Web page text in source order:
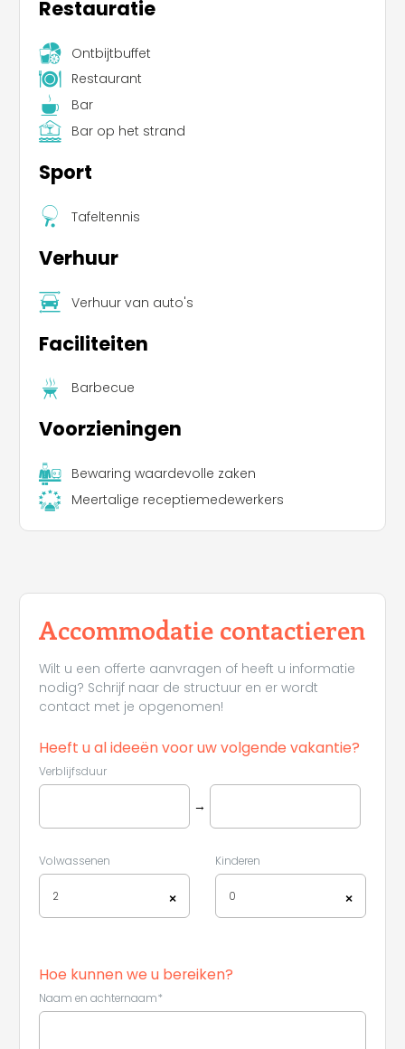
Restauratie
Ontbijtbuffet
Restaurant
Bar
Bar op het strand
Sport
Tafeltennis
Verhuur
Verhuur van auto's
Faciliteiten
Barbecue
Voorzieningen
Bewaring waardevolle zaken
Meertalige receptiemedewerkers
Accommodatie contactieren
Wilt u een offerte aanvragen of heeft u informatie
nodig? Schrijf naar de structuur en er wordt
contact met je opgenomen!
Heeft u al ideeën voor uw volgende vakantie?
Verblijfsduur
→
Volwassenen
×
2
Kinderen
×
0
Hoe kunnen we u bereiken?
Naam en achternaam*